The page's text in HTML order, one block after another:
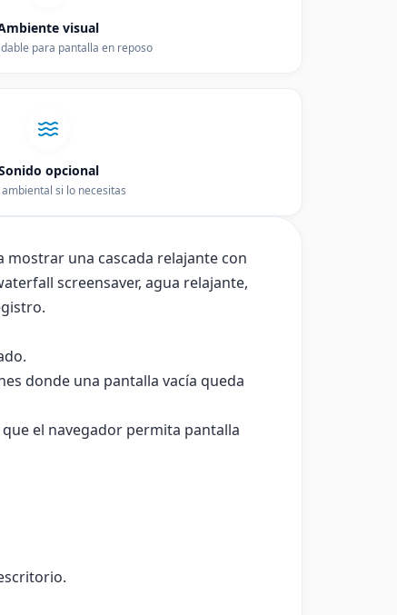
visual
para pantalla en reposo
opcional
si lo necesitas
una cascada relajante con
screensaver, agua relajante,
donde una pantalla vacía queda
el navegador permita pantalla